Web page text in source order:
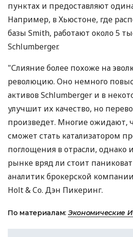
пунктах и предоставляют
Например, в Хьюстоне, где
базы Smith, работают около 5
Schlumberger.
"Слияние более похоже на
революцию. Оно немного
активов Schlumberger и в
улучшит их качество, но
произведет. Многие ожидают,
сможет стать катализатором
поглощения в отрасли, однако
рынке вряд ли стоит
аналитик брокерской
Holt & Co. Дэн Пикеринг.
По материалам: Экономические